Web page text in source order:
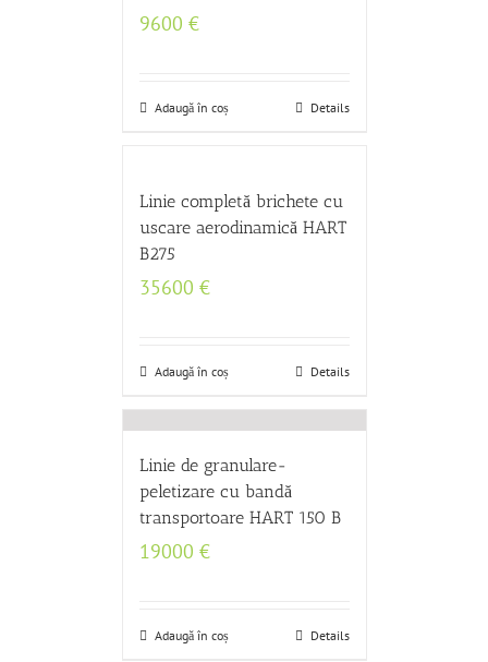
9600 €
Adaugă în coș Details
Linie completă brichete cu
uscare aerodinamică HART
B275
35600 €
Adaugă în coș Details
Linie de granulare-
peletizare cu bandă
transportoare HART 150 B
19000 €
Adaugă în coș Details